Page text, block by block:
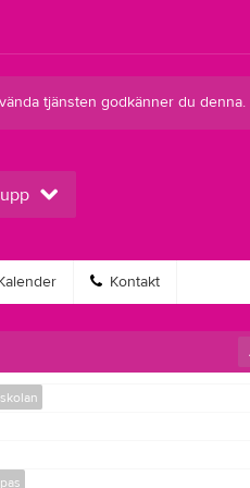
tjänsten godkänner du denna.
Kontakt